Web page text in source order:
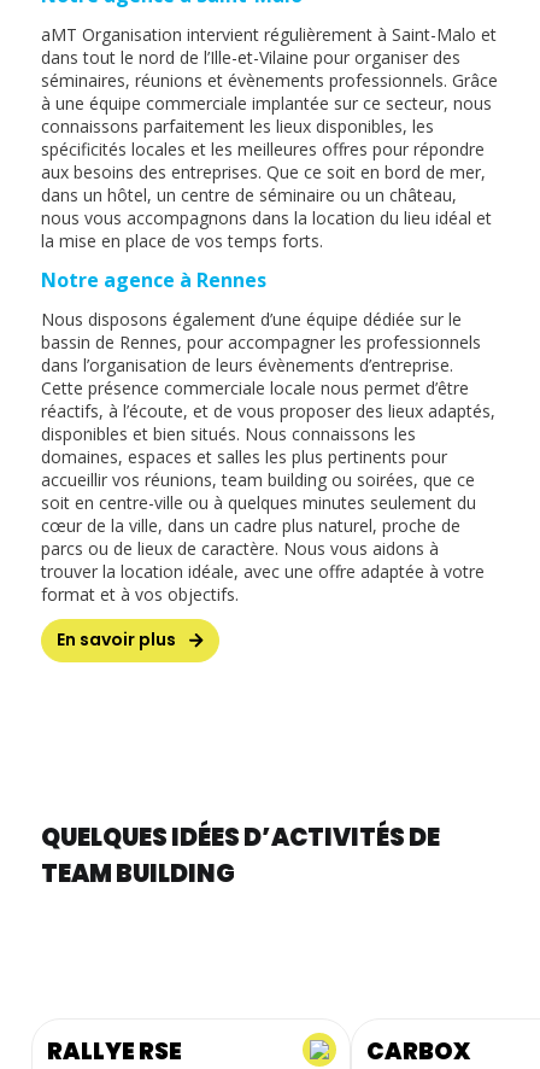
aMT Organisation intervient régulièrement à Saint-Malo et
dans tout le nord de l’Ille-et-Vilaine pour organiser des
séminaires, réunions et évènements professionnels. Grâce
à une équipe commerciale implantée sur ce secteur, nous
connaissons parfaitement les lieux disponibles, les
spécificités locales et les meilleures offres pour répondre
aux besoins des entreprises. Que ce soit en bord de mer,
dans un hôtel, un centre de séminaire ou un château,
nous vous accompagnons dans la location du lieu idéal et
la mise en place de vos temps forts.
Notre agence à Rennes
Nous disposons également d’une équipe dédiée sur le
bassin de Rennes, pour accompagner les professionnels
dans l’organisation de leurs évènements d’entreprise.
Cette présence commerciale locale nous permet d’être
réactifs, à l’écoute, et de vous proposer des lieux adaptés,
disponibles et bien situés. Nous connaissons les
domaines, espaces et salles les plus pertinents pour
accueillir vos réunions, team building ou soirées, que ce
soit en centre-ville ou à quelques minutes seulement du
cœur de la ville, dans un cadre plus naturel, proche de
parcs ou de lieux de caractère. Nous vous aidons à
trouver la location idéale, avec une offre adaptée à votre
format et à vos objectifs.
En savoir plus
QUELQUES IDÉES D’ACTIVITÉS DE
TEAM BUILDING
RALLYE RSE CARBOX